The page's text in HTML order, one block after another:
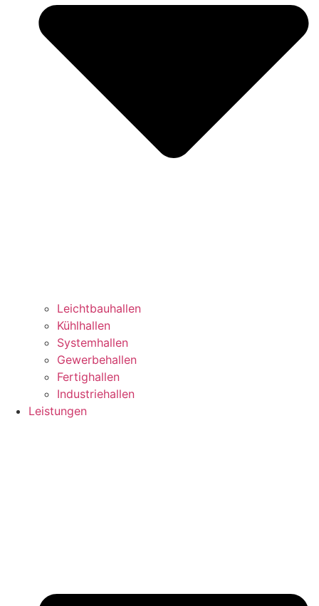
Leichtbauhallen
Kühlhallen
Systemhallen
Gewerbehallen
Fertighallen
Industriehallen
Leistungen